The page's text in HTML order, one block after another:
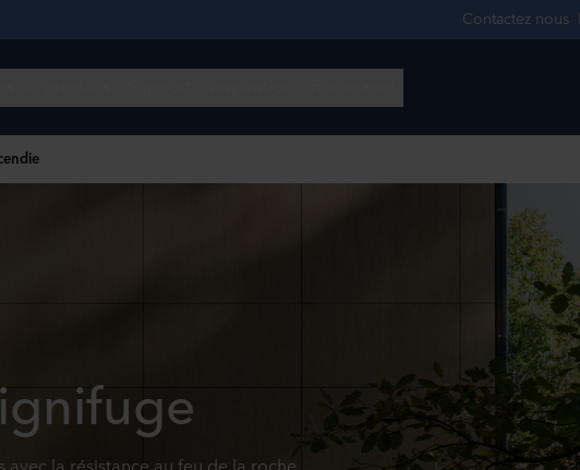
avec la résistance au feu de la roche